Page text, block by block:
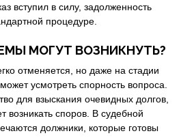
вступил в силу, задолженность
процедуре.
МОГУТ ВОЗНИКНУТЬ?
отменяется, но даже на стадии
усмотреть спорность вопроса.
для взыскания очевидных долгов,
возникать споров. В судебной
должники, которые готовы